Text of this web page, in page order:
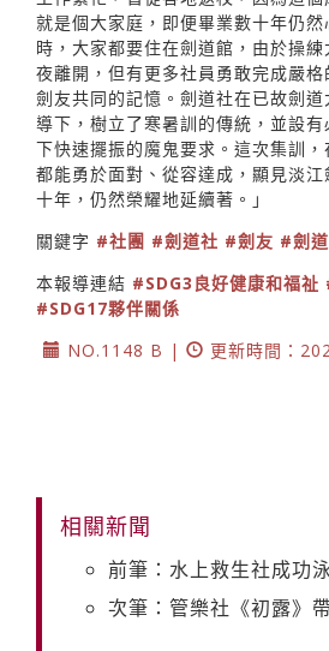
就是個大家庭，即便畢業數十年仍
時，大家都要住在劍道館，由於操
夜離開，但有更多社員勇敢完成嚴
劍友共同的記憶。劍道社在已故劍
導下，樹立了寒暑訓的傳統，並設
下快速擺振的魔鬼要求。這次集訓
都能勇於面對、從容達成，顯見淡
十年，仍然榮耀地延續著。」
關鍵字 #社團 #劍道社 #劍友 #劍
本報導連結 #SDG3良好健康和福祉
#SDG17夥伴關係
NO.1148 B |
更新時間：
相關新聞
前筆：水上救生社成功
次筆：管樂社《初露》